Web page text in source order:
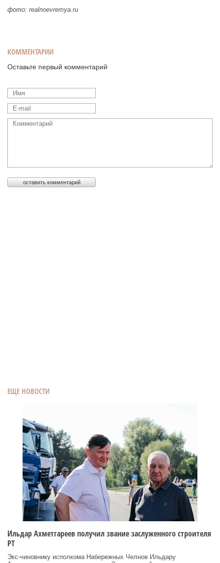
ЕЩЕ НОВОСТИ
Ильдар Ахметгареев получил звание заслуженного строителя
РТ
Экс‑чиновнику исполкома Набережных Челнов Ильдару
фото: realnoevremya.ru
КОММЕНТАРИИ
Оставьте первый комментарий